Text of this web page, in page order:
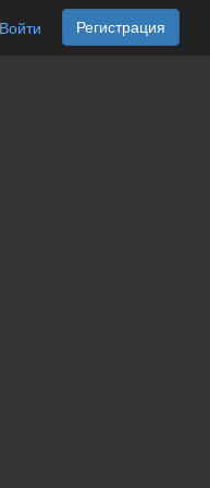
Войти Регистрация